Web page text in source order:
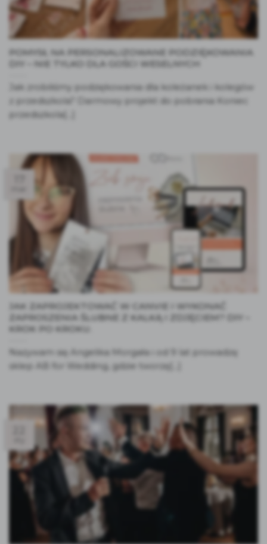
POMYSŁ NA PERSONALIZOWANE PODZIĘKOWANIA
DIY – NIE TYLKO DLA GOŚCI WESELNYCH
Jak zrobiliśmy podziękowania dla koleżanek i kolegów
z przedszkola? Darmowy projekt do pobrania Koniec
przedszkola[...]
JAK ZAPROJEKTOWAĆ W CANVIE I WYKONAĆ
ZAPROSZENIA ŚLUBNE Z KALKĄ I ZDJĘCIEM? DIY –
KROK PO KROKU.
Nazywam się Angelika Morgała i od 9 lat prowadzę
sklep AB for Wedding, gdzie tworzę[...]